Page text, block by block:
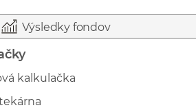
Výsledky fondov
kalkulačka